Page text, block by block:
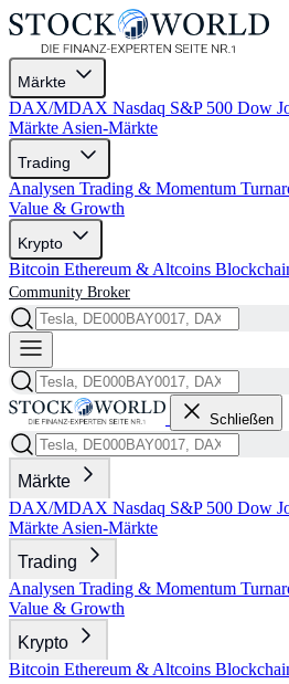
Märkte
DAX/MDAX Nasdaq S&P 500 Dow
Märkte Asien-Märkte
Trading
Analysen Trading & Momentum
Value & Growth
Krypto
Bitcoin Ethereum & Altcoins
Community Broker
Schließen
Märkte
DAX/MDAX Nasdaq S&P 500 Dow
Märkte Asien-Märkte
Trading
Analysen Trading & Momentum
Value & Growth
Krypto
Bitcoin Ethereum & Altcoins